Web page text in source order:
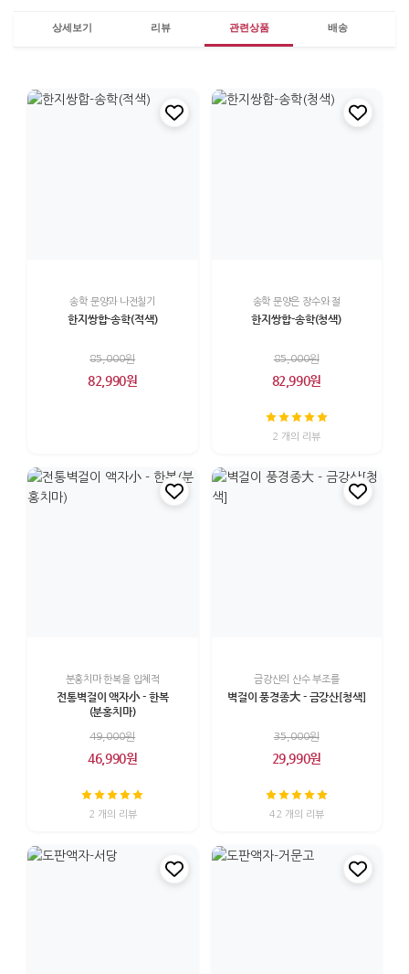
상세보기 리뷰 관련상품 배송
송학 문양과 나전칠기
한지쌍합-송학(적색)
85,000원
82,990원
송학 문양은 장수와 절
한지쌍합-송학(청색)
85,000원
82,990원
2 개의 리뷰
분홍치마 한복을 입체적
전통벽걸이 액자小 - 한복
(분홍치마)
49,000원
46,990원
2 개의 리뷰
금강산의 산수 부조를
벽걸이 풍경종大 - 금강산[청색]
35,000원
29,990원
42 개의 리뷰